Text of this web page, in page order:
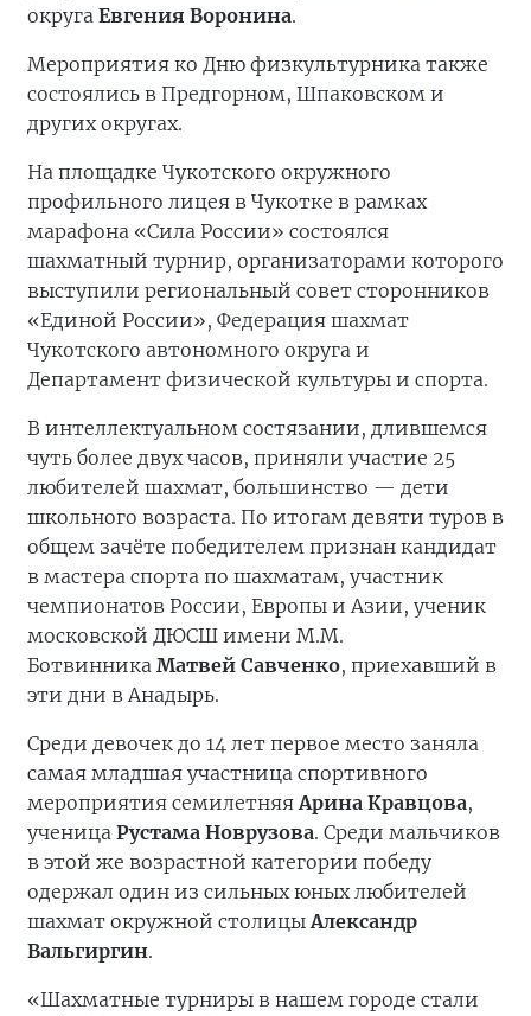
округа Евгения Воронина.
Мероприятия ко Дню физкультурника также
состоялись в Предгорном, Шпаковском и
других округах.
На площадке Чукотского окружного
профильного лицея в Чукотке в рамках
марафона «Сила России» состоялся
шахматный турнир, организаторами которого
выступили региональный совет сторонников
«Единой России», Федерация шахмат
Чукотского автономного округа и
Департамент физической культуры и спорта.
В интеллектуальном состязании, длившемся
чуть более двух часов, приняли участие 25
любителей шахмат, большинство — дети
школьного возраста. По итогам девяти туров в
общем зачёте победителем признан кандидат
в мастера спорта по шахматам, участник
чемпионатов России, Европы и Азии, ученик
московской ДЮСШ имени М.М.
Ботвинника Матвей Савченко, приехавший в
эти дни в Анадырь.
Среди девочек до 14 лет первое место заняла
самая младшая участница спортивного
мероприятия семилетняяАрина Кравцова,
ученица Рустама Новрузова. Среди мальчиков
в этой же возрастной категории победу
одержал один из сильных юных любителей
шахмат окружной столицыАлександр
Вальгиргин.
«Шахматные турниры в нашем городе стали